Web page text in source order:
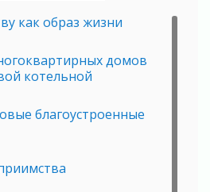
как образ жизни
домов
котельной
благоустроенные